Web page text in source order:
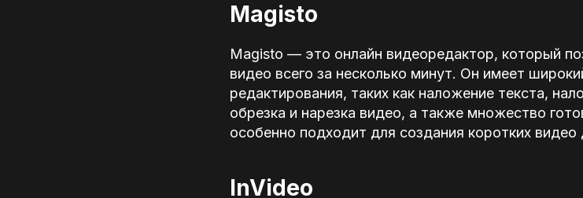
Magisto
Magisto — это онлайн видеоредактор, который
видео всего за несколько минут. Он имеет
редактирования, таких как наложение текста,
обрезка и нарезка видео, а также множество
особенно подходит для создания коротких видео
InVideo